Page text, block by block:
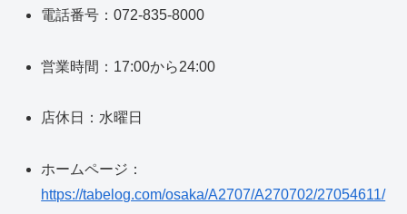
電話番号：072-835-8000
営業時間：17:00から24:00
店休日：水曜日
ホームページ：
https://tabelog.com/osaka/A2707/A270702/27054611/